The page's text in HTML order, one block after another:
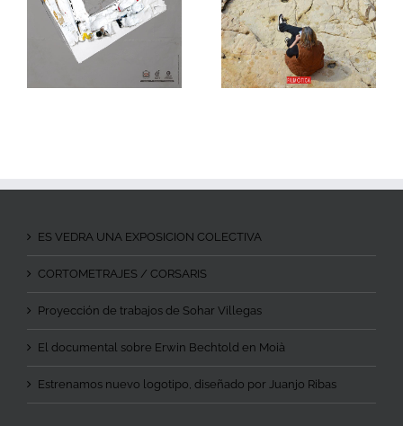
NORA ALBERT
ES VEDRA UNA EXPOSICION COLECTIVA
CORTOMETRAJES / CORSARIS
Proyección de trabajos de Sohar Villegas
El documental sobre Erwin Bechtold en Moià
Estrenamos nuevo logotipo, diseñado por Juanjo Ribas